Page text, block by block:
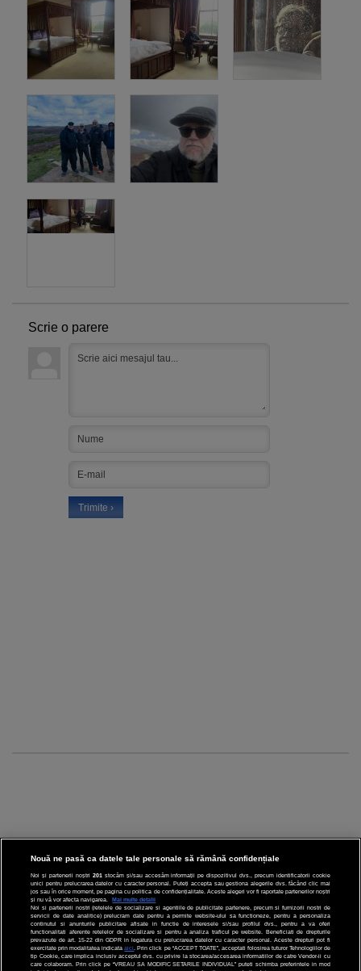
Scrie o parere
CINEMA
DIVERTISMENT
STIRI
Nouă ne pasă ca datele tale personale să rămână confidențiale
Noi și partenerii noștri 201 stocăm și/sau accesăm informații pe dispozitivul dvs., precum identificatorii cookie
unici pentru prelucrarea datelor cu caracter personal. Puteți accepta sau gestiona alegerile dvs. făcând clic mai
jos sau în orice moment, pe pagina cu politica de confidențialitate. Aceste alegeri vor fi raportate partenerilor noștri
și nu vă vor afecta navigarea.
Mai multe detalii
Noi si partenerii nostri (retelele de socializare si agentiile de publicitate partenere, precum si furnizorii nostri de
servicii de date analitice) prelucram date pentru a permite website-ului sa functioneze, pentru a personaliza
continutul si anunturile publicitare afisate in functie de interesele si/sau profilul dvs., pentru a va oferi
functionalitati aferente retelelor de socializare si pentru a analiza traficul pe website. Beneficiati de drepturile
prevazute de art. 15-22 din GDPR in legatura cu prelucrarea datelor cu caracter personal. Aceste drepturi pot fi
exercitate prin modalitatea indicataaici . Prin click pe “ACCEPT TOATE”, acceptati folosirea tuturor Tehnologiilor de
tip Cookie, care implica inclusiv acceptul dvs. cu privire la stocarea/accesarea informatiilor de catre Vendor-ii cu
care colaboram. Prin click pe “VREAU SA MODIFIC SETARILE INDIVIDUAL” puteti schimba preferintele in mod